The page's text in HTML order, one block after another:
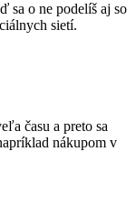
sa o ne podelíš aj so
sietí.
času a preto sa
nákupom v